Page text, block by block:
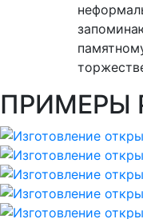
ПРИМЕРЫ